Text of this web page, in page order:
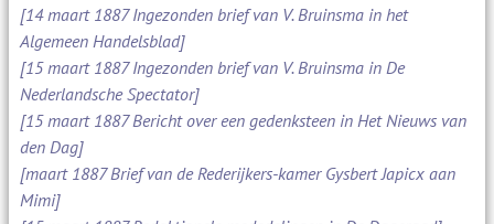
[14 maart 1887 Ingezonden brief van V. Bruinsma in het
Algemeen Handelsblad]
[15 maart 1887 Ingezonden brief van V. Bruinsma in De
Nederlandsche Spectator]
[15 maart 1887 Bericht over een gedenksteen in Het Nieuws van
den Dag]
[maart 1887 Brief van de Rederijkers-kamer Gysbert Japicx aan
Mimi]